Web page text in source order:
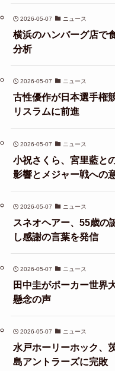
2026-05-07 ニュース
横浜のハンバーグ店で
分析
2026-05-07 ニュース
古性優作が日本選手権
リスラムに前進
2026-05-07 ニュース
小祝さくら、宮里藍と
影響とメジャー戦への
2026-05-07 ニュース
スネオヘアー、55歳の
し感謝の言葉を発信
2026-05-07 ニュース
田中圭がポーカー世界
懸念の声
2026-05-07 ニュース
水戸ホーリーホック、
島アントラーズに完敗